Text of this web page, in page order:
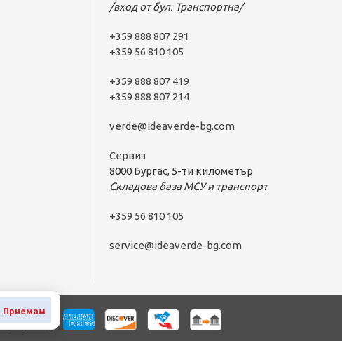
Приемам
/вход от бул. Транспортна/
+359 888 807 291
+359 56 810 105
+359 888 807 419
+359 888 807 214
verde@ideaverde-bg.com
Сервиз
8000 Бургас, 5-ти километър
Складова база МСУ и транспорт
+359 56 810 105
service@ideaverde-bg.com